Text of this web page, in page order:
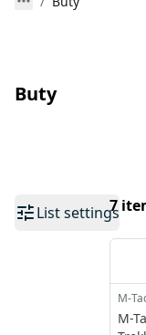
Buty
List settings
7
M-
M-